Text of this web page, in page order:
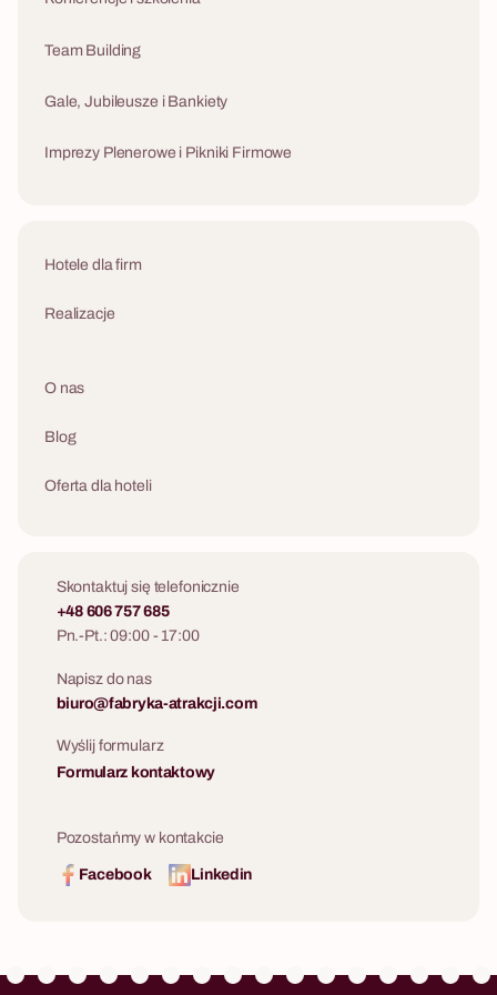
Team Building
Gale, Jubileusze i Bankiety
Imprezy Plenerowe i Pikniki Firmowe
Hotele dla firm
Realizacje
O nas
Blog
Oferta dla hoteli
Skontaktuj się telefonicznie
+48 606 757 685
Pn.-Pt.: 09:00 - 17:00
Napisz do nas
biuro@fabryka-atrakcji.com
Wyślij formularz
Formularz kontaktowy
Pozostańmy w kontakcie
Facebook Linkedin